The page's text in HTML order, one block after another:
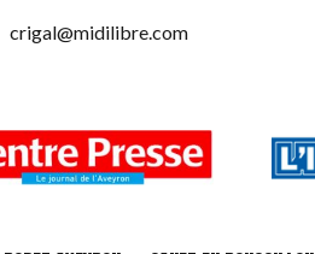
crigal@midilibre.com